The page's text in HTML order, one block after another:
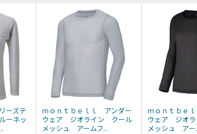
ーズテ
ーネッ
ｍｏｎｔｂｅｌｌ アンダー
ウェア ジオライン クール
メッシュ アームフ...
ｍｏｎｔｂｅ
ウェア ジオ
メッシュ アー